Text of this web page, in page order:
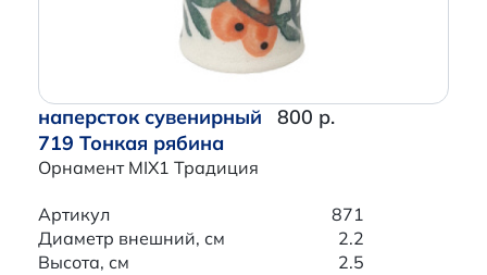
наперсток сувенирный
719 Тонкая рябина
Орнамент MIX1 Традиция
800 р.
Артикул
871
Диаметр внешний, см
2.2
Высота, см
2.5